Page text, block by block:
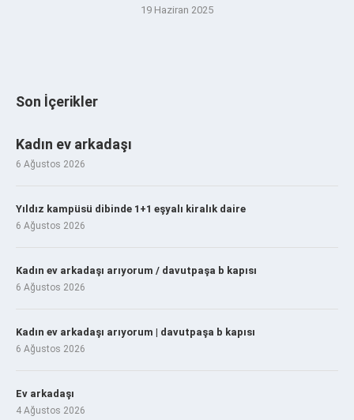
19 Haziran 2025
Son İçerikler
Kadın ev arkadaşı
6 Ağustos 2026
Yıldız kampüsü dibinde 1+1 eşyalı kiralık daire
6 Ağustos 2026
Kadın ev arkadaşı arıyorum / davutpaşa b kapısı
6 Ağustos 2026
Kadın ev arkadaşı arıyorum | davutpaşa b kapısı
6 Ağustos 2026
Ev arkadaşı
4 Ağustos 2026